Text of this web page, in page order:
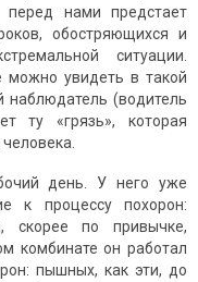
нами предстает
обостряющихся и
ситуации.
можно увидеть в такой
наблюдатель (водитель
ту «грязь», которая
день. У него уже
к процессу похорон:
скорее по привычке,
комбинате он работал
пышных, как эти, до